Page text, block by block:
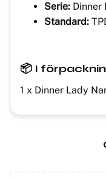
Serie: Dinner
Standard:
📦 I
1 x Dinner Lady